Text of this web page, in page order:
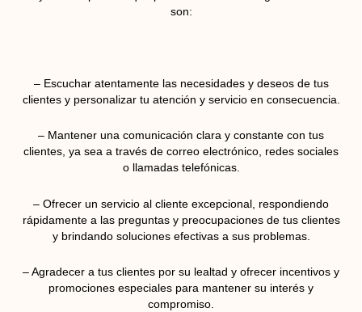
son:
– Escuchar atentamente las necesidades y deseos de tus
clientes y personalizar tu atención y servicio en consecuencia.
– Mantener una comunicación clara y constante con tus
clientes, ya sea a través de correo electrónico, redes sociales
o llamadas telefónicas.
– Ofrecer un servicio al cliente excepcional, respondiendo
rápidamente a las preguntas y preocupaciones de tus clientes
y brindando soluciones efectivas a sus problemas.
– Agradecer a tus clientes por su lealtad y ofrecer incentivos y
promociones especiales para mantener su interés y
compromiso.